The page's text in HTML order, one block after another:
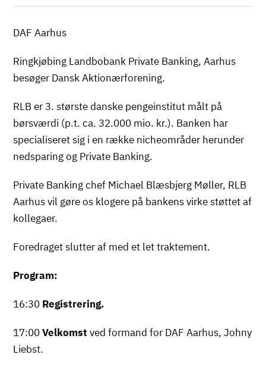
DAF Aarhus
Ringkjøbing Landbobank Private Banking, Aarhus
besøger Dansk Aktionærforening.
RLB er 3. største danske pengeinstitut målt på
børsværdi (p.t. ca. 32.000 mio. kr.). Banken har
specialiseret sig i en række nicheområder herunder
nedsparing og Private Banking.
Private Banking chef Michael Blæsbjerg Møller, RLB
Aarhus vil gøre os klogere på bankens virke støttet af
kollegaer.
Foredraget slutter af med et let traktement.
Program:
16:30 Registrering.
17:00Velkomst ved formand for DAF Aarhus, Johny
Liebst.